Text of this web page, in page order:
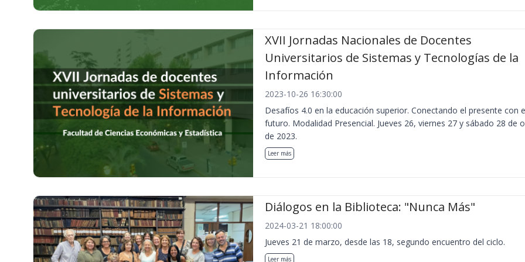
XVII Jornadas Nacionales de Docentes
Universitarios de Sistemas y Tecnologías de la
Información
2023-10-26 16:30:00
Desafíos 4.0 en la educación superior. Conectando el presente con
futuro. Modalidad Presencial. Jueves 26, viernes 27 y sábado 28 de
de 2023.
Leer más
Diálogos en la Biblioteca: "Nunca Más"
2024-03-21 18:00:00
Jueves 21 de marzo, desde las 18, segundo encuentro del ciclo.
Leer más